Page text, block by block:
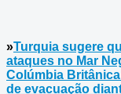
»Turquia sugere
ataques no Mar
Colúmbia
de evacuação